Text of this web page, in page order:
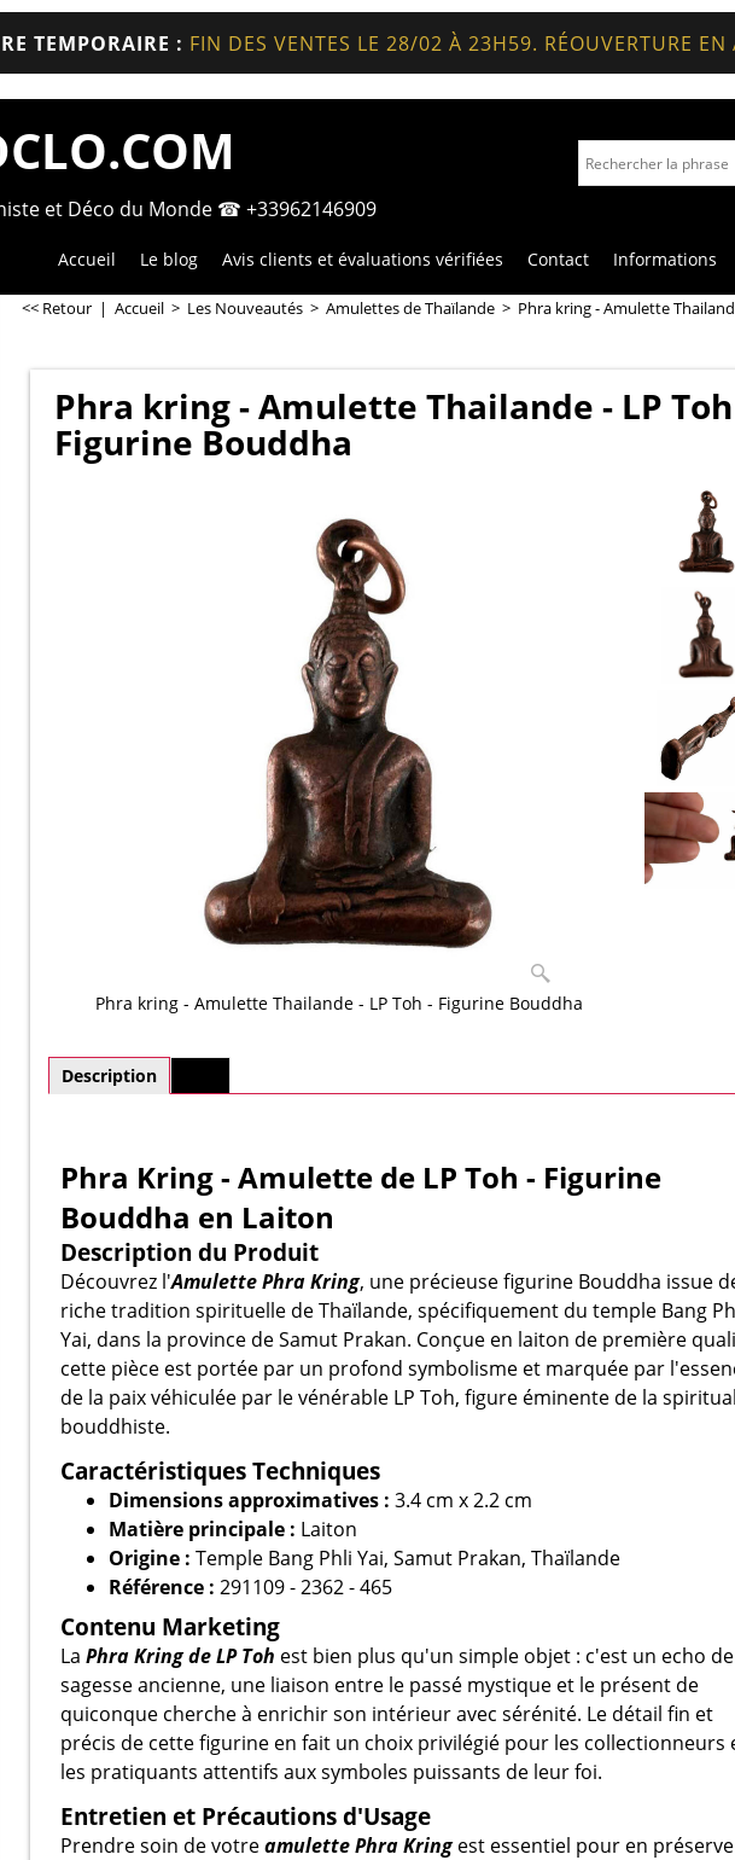
TEMPORAIRE : FIN DES VENTES LE 28/02 À 23H59. RÉOUVERTURE
et Déco du Monde ☎ +33962146909
Accueil Le blog Avis clients et évaluations vérifiées Contact Informations
<< Retour | Accueil > Les Nouveautés > Amulettes de Thaïlande > Phra kring - Amulette
Phra kring - Amulette Thailande - LP
Figurine Bouddha
Phra kring - Amulette Thailande - LP Toh - Figurine Bouddha
Description
Phra Kring - Amulette de LP Toh - Figurine
Bouddha en Laiton
Description du Produit
Découvrez l'Amulette Phra Kring, une précieuse figurine Bouddha issue
riche tradition spirituelle de Thaïlande, spécifiquement du temple Bang
Yai, dans la province de Samut Prakan. Conçue en laiton de première
cette pièce est portée par un profond symbolisme et marquée par
de la paix véhiculée par le vénérable LP Toh, figure éminente de la
bouddhiste.
Caractéristiques Techniques
Dimensions approximatives : 3.4 cm x 2.2 cm
Matière principale : Laiton
Origine : Temple Bang Phli Yai, Samut Prakan, Thaïlande
Référence : 291109 - 2362 - 465
Contenu Marketing
La Phra Kring de LP Toh est bien plus qu'un simple objet : c'est un echo
sagesse ancienne, une liaison entre le passé mystique et le présent de
quiconque cherche à enrichir son intérieur avec sérénité. Le détail fin et
précis de cette figurine en fait un choix privilégié pour les collectionneurs
les pratiquants attentifs aux symboles puissants de leur foi.
Entretien et Précautions d'Usage
Prendre soin de votreamulette Phra Kringest essentiel pour en